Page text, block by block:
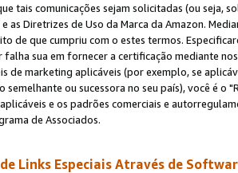
tais comunicações sejam solicitadas (ou seja,
as Diretrizes de Uso da Marca da Amazon.
de que cumpriu com o estes termos.
falha sua em fornecer a certificação mediante
de marketing aplicáveis (por exemplo, se
semelhante ou sucessora no seu país), você é o
e os padrões comerciais e
de Associados.
Links Especiais Através de